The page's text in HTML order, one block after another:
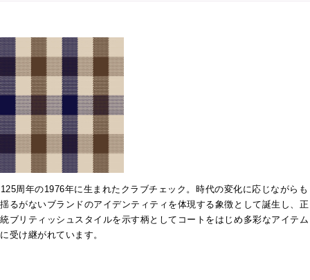
125周年の1976年に生まれたクラブチェック。時代の変化に応じながらも
揺るがないブランドのアイデンティティを体現する象徴として誕生し、正
統ブリティッシュスタイルを示す柄としてコートをはじめ多彩なアイテム
に受け継がれています。